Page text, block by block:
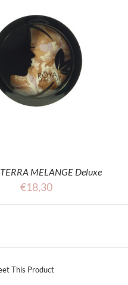
MELANGE Deluxe
€18,30
This Product